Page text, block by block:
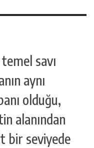
savı
aynı
olduğu,
alanından
bir seviyede